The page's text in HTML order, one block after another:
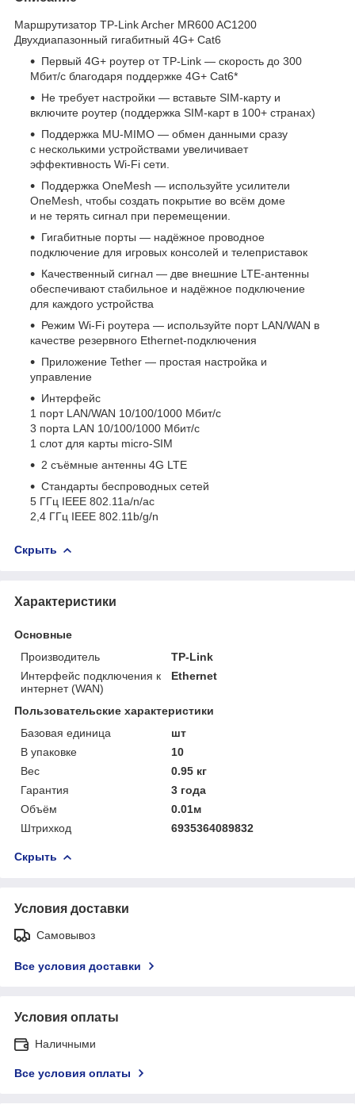
Маршрутизатор TP-Link Archer MR600 AC1200
Двухдиапазонный гигабитный 4G+ Cat6
Первый 4G+ роутер от TP-Link — скорость до 300
Мбит/с благодаря поддержке 4G+ Cat6*
Не требует настройки — вставьте SIM-карту и
включите роутер (поддержка SIM-карт в 100+ странах)
Поддержка MU-MIMO — обмен данными сразу
с несколькими устройствами увеличивает
эффективность Wi‑Fi сети.
Поддержка OneMesh — используйте усилители
OneMesh, чтобы создать покрытие во всём доме
и не терять сигнал при перемещении.
Гигабитные порты — надёжное проводное
подключение для игровых консолей и телеприставок
Качественный сигнал — две внешние LTE-антенны
обеспечивают стабильное и надёжное подключение
для каждого устройства
Режим Wi-Fi роутера — используйте порт LAN/WAN в
качестве резервного Ethernet-подключения
Приложение Tether — простая настройка и
управление
Интерфейс
1 порт LAN/WAN 10/100/1000 Мбит/с
3 порта LAN 10/100/1000 Мбит/с
1 слот для карты micro-SIM
2 съёмные антенны 4G LTE
Стандарты беспроводных сетей
5 ГГц IEEE 802.11a/n/ac
2,4 ГГц IEEE 802.11b/g/n
Скрыть
Характеристики
Основные
Производитель
TP-Link
Интерфейс подключения к
интернет (WAN)
Ethernet
Пользовательские характеристики
Базовая единица
шт
В упаковке
10
Вес
0.95 кг
Гарантия
3 года
Объём
0.01м
Штрихкод
6935364089832
Скрыть
Условия доставки
Самовывоз
Все условия доставки
Условия оплаты
Наличными
Все условия оплаты